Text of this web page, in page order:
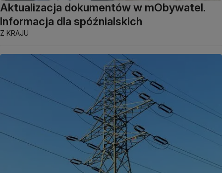
Aktualizacja dokumentów w mObywatel.
Informacja dla spóźnialskich
Z KRAJU